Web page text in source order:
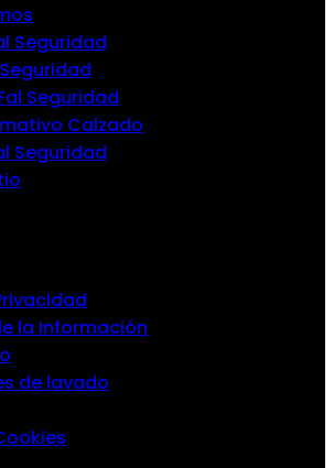
Seguridad
Seguridad
Calzado
Seguridad
la Información
de lavado